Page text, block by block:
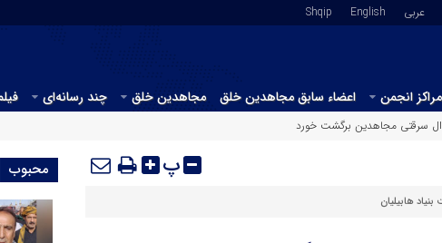
عربي English
Shqip
مراکز انجمن اعضاء سابق مجاهدین خلق مجاهدین خلق چند رسانه‌ای
سرقتی مجاهدین برگشت خورد
پ
هابیلیان
محبوب